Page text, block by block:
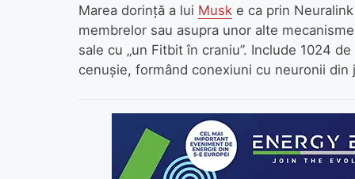
Marea dorinţă a lui Muske ca prin
membrelor sau asupra unor alte
sale cu „un Fitbit în craniu”. Include 1024
cenuşie, formând conexiuni cu neuronii din